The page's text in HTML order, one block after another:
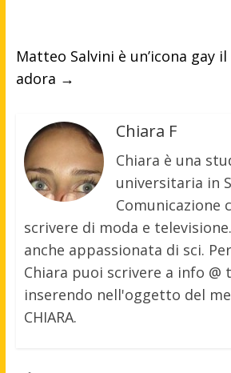
Matteo Salvini è un’icona gay
adora →
Chiara F
Chiara è una
universitaria in
Comunicazione
scrivere di moda e
anche appassionata di sci.
Chiara puoi scrivere a info
inserendo nell'oggetto del
CHIARA.